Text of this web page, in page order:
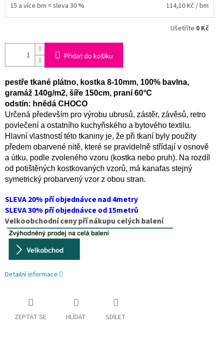
15 a více bm = sleva 30 % 114,10 Kč / bm
Ušetříte 0 Kč
Přidat do košíku
pestře tkané plátno, kostka 8-10mm, 100% bavlna,
gramáž 140g/m2, šíře 150cm, praní 60°C
odstín: hnědá CHOCO
Určená především pro výrobu ubrusů, zástěr, závěsů, retro
povlečení a ostatního kuchyňského a bytového textilu.
Hlavní vlastností této tkaniny je, že při tkaní byly použity
předem obarvené nitě, které se pravidelně střídají v osnově
a útku, podle zvoleného vzoru (kostka nebo pruh). Na rozdíl
od potištěných kostkovaných vzorů, má kanafas stejný
symetrický probarvený vzor z obou stran.
SLEVA 20% pří objednávce nad 4metry
SLEVA 30% pří objednávce od 15metrů
Velkoobchodní ceny pří nákupu celých balení
Detailní informace
ZEPTAT SE HLÍDAT SDÍLET